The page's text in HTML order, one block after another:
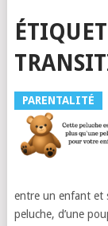
PARENTALITÉ
entre un enfant et
peluche, d’une